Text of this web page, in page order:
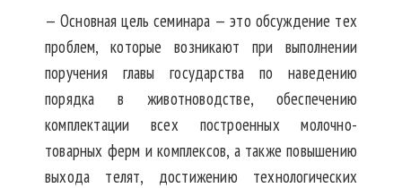
— Основная цель семинара — это обсуждение тех
проблем, которые возникают при выполнении
поручения главы государства по наведению
порядка в животноводстве, обеспечению
комплектации всех построенных молочно-
товарных ферм и комплексов, а также повышению
выхода телят, достижению технологических